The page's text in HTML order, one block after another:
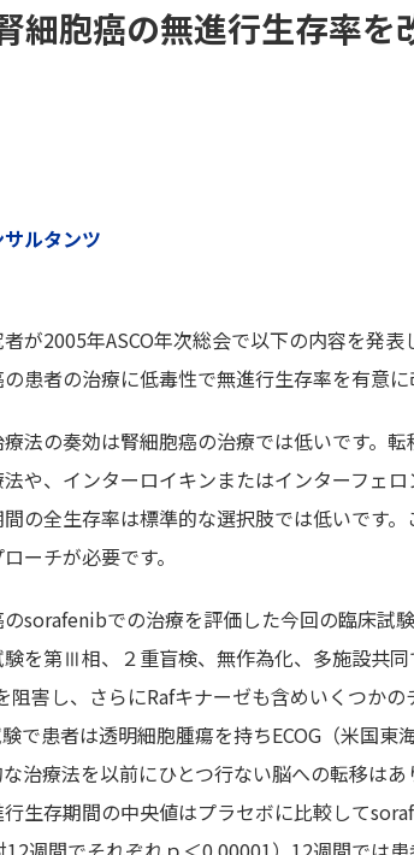
細胞癌の無進行生存率を
ルタンツ
が2005年ASCO年次総会で以下の内容を発
患者の治療に低毒性で無進行生存率を有意に
法の奏効は腎細胞癌の治療では低いです。
や、インターロイキンまたはインターフェ
の全生存率は標準的な選択肢では低いです
ーチが必要です。
sorafenibでの治療を評価した今回の臨床試
を第Ⅲ相、２重盲検、無作為化、多施設共
阻害し、さらにRafキナーゼも含めいくつか
で患者は透明細胞腫瘍を持ちECOG（米国
治療法を以前にひとつ行ない脳への転移は
生存期間の中央値はプラセボに比較して